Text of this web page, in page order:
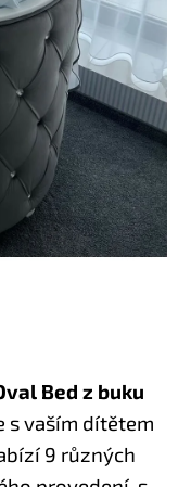
Bed z buku
s vaším dítětem
9 různých